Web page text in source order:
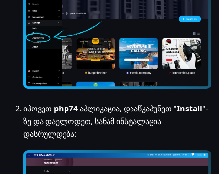
იპოვეთ php74აპლიკაცია, დააწკაპუნეთ "Install"-
ზე და დაელოდეთ, სანამ ინსტალაცია
დასრულდება: